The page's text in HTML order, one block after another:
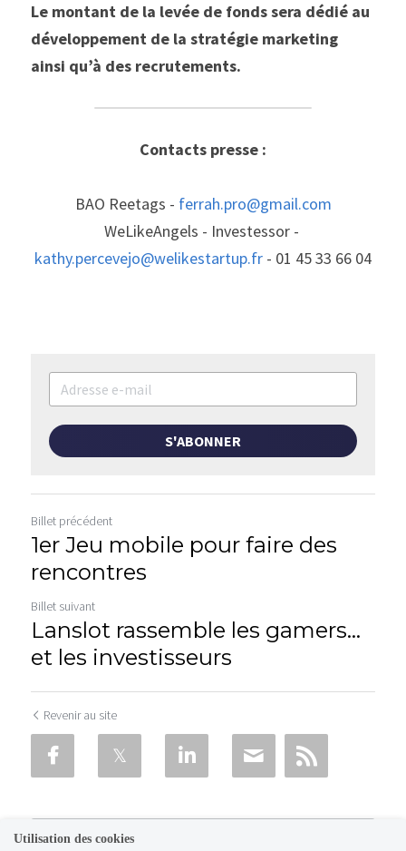
Le montant de la levée de fonds sera dédié au
développement de la stratégie marketing
ainsi qu’à des recrutements.
Contacts presse :
BAO Reetags - ferrah.pro@gmail.com
kathy.percevejo@welikestartup.fr - 01 45 33 66 04
S'ABONNER
Billet précédent
1er Jeu mobile pour faire des
rencontres
Billet suivant
Lanslot rassemble les gamers…
et les investisseurs
Revenir au site
Utilisation des cookies